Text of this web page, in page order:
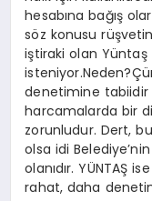
hesabına bağış
söz konusu
iştiraki olan Yüntaş
denetimine tabiidir
harcamalarda bir
zorunludur. Dert,
olsa idi
olanıdır. YÜNTAŞ
rahat, daha